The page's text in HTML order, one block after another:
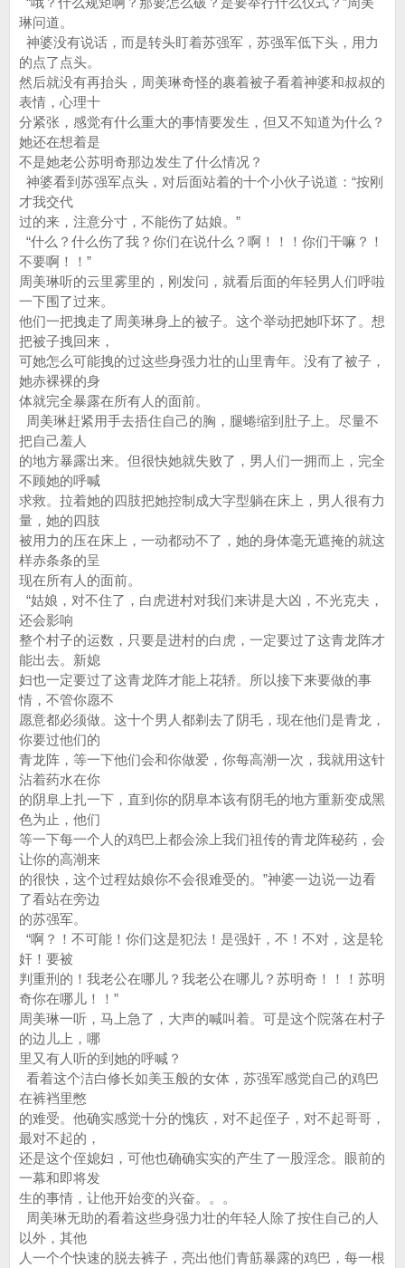
琳问道。
神婆没有说话，而是转头盯着苏强军，苏强军低下头，用力
的点了点头。
然后就没有再抬头，周美琳奇怪的裹着被子看着神婆和叔叔的
表情，心理十
分紧张，感觉有什么重大的事情要发生，但又不知道为什么？
她还在想着是
不是她老公苏明奇那边发生了什么情况？
神婆看到苏强军点头，对后面站着的十个小伙子说道：“按刚
才我交代
过的来，注意分寸，不能伤了姑娘。”
“什么？什么伤了我？你们在说什么？啊！！！你们干嘛？！
不要啊！！”
周美琳听的云里雾里的，刚发问，就看后面的年轻男人们呼啦
一下围了过来。
他们一把拽走了周美琳身上的被子。这个举动把她吓坏了。想
把被子拽回来，
可她怎么可能拽的过这些身强力壮的山里青年。没有了被子，
她赤裸裸的身
体就完全暴露在所有人的面前。
周美琳赶紧用手去捂住自己的胸，腿蜷缩到肚子上。尽量不
把自己羞人
的地方暴露出来。但很快她就失败了，男人们一拥而上，完全
不顾她的呼喊
求救。拉着她的四肢把她控制成大字型躺在床上，男人很有力
量，她的四肢
被用力的压在床上，一动都动不了，她的身体毫无遮掩的就这
样赤条条的呈
现在所有人的面前。
“姑娘，对不住了，白虎进村对我们来讲是大凶，不光克夫，
还会影响
整个村子的运数，只要是进村的白虎，一定要过了这青龙阵才
能出去。新媳
妇也一定要过了这青龙阵才能上花轿。所以接下来要做的事
情，不管你愿不
愿意都必须做。这十个男人都剃去了阴毛，现在他们是青龙，
你要过他们的
青龙阵，等一下他们会和你做爱，你每高潮一次，我就用这针
沾着药水在你
的阴阜上扎一下，直到你的阴阜本该有阴毛的地方重新变成黑
色为止，他们
等一下每一个人的鸡巴上都会涂上我们祖传的青龙阵秘药，会
让你的高潮来
的很快，这个过程姑娘你不会很难受的。”神婆一边说一边看
了看站在旁边
的苏强军。
“啊？！不可能！你们这是犯法！是强奸，不！不对，这是轮
奸！要被
判重刑的！我老公在哪儿？我老公在哪儿？苏明奇！！！苏明
奇你在哪儿！！”
周美琳一听，马上急了，大声的喊叫着。可是这个院落在村子
的边儿上，哪
里又有人听的到她的呼喊？
看着这个洁白修长如美玉般的女体，苏强军感觉自己的鸡巴
在裤裆里憋
的难受。他确实感觉十分的愧疚，对不起侄子，对不起哥哥，
最对不起的，
还是这个侄媳妇，可他也确确实实的产生了一股淫念。眼前的
一幕和即将发
生的事情，让他开始变的兴奋。。。
周美琳无助的看着这些身强力壮的年轻人除了按住自己的人
以外，其他
人一个个快速的脱去裤子，亮出他们青筋暴露的鸡巴，每一根